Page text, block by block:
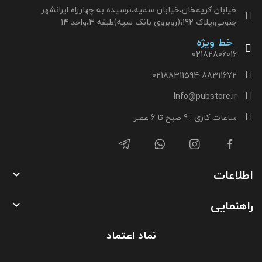
خیابان کریمخان،خیابان سمیه،نرسیده به چهارراه ایرانشهر
جنوبی،پلاک 192،(روبروی بانک سپه)طبقه 3،واحد 14
خط ویژه
02182806016
02188311594-88311672
Info@pubstore.ir
ساعات کاری : 9 صبح تا 6 عصر
اطلاعات 
راهنمایی 
نماد اعتماد